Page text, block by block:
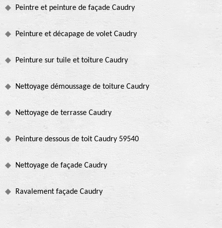
Peintre et peinture de façade Caudry
Peinture et décapage de volet Caudry
Peinture sur tuile et toiture Caudry
Nettoyage démoussage de toiture Caudry
Nettoyage de terrasse Caudry
Peinture dessous de toit Caudry 59540
Nettoyage de façade Caudry
Ravalement façade Caudry